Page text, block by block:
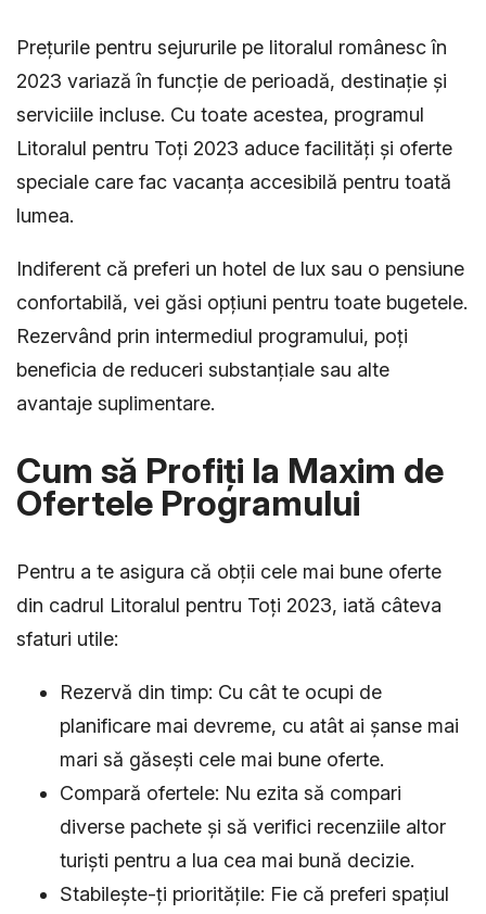
Prețurile pentru sejururile pe litoralul românesc în
2023 variază în funcție de perioadă, destinație și
serviciile incluse. Cu toate acestea, programul
Litoralul pentru Toți 2023 aduce facilități și oferte
speciale care fac vacanța accesibilă pentru toată
lumea.
Indiferent că preferi un hotel de lux sau o pensiune
confortabilă, vei găsi opțiuni pentru toate bugetele.
Rezervând prin intermediul programului, poți
beneficia de reduceri substanțiale sau alte
avantaje suplimentare.
Cum să Profiți la Maxim de
Ofertele Programului
Pentru a te asigura că obții cele mai bune oferte
din cadrul Litoralul pentru Toți 2023, iată câteva
sfaturi utile:
Rezervă din timp: Cu cât te ocupi de
planificare mai devreme, cu atât ai șanse mai
mari să găsești cele mai bune oferte.
Compară ofertele: Nu ezita să compari
diverse pachete și să verifici recenziile altor
turiști pentru a lua cea mai bună decizie.
Stabilește-ți prioritățile: Fie că preferi spațiul